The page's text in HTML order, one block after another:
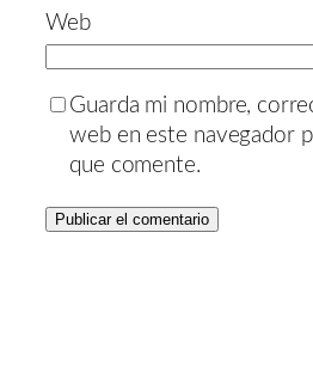
Web
Guarda mi nombre,
web en este navegador
que comente.